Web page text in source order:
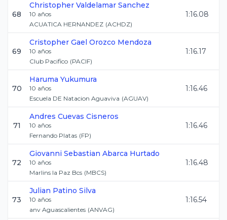
68
Christopher Valdelamar Sanchez
10 años
ACUATICA HERNANDEZ (ACHDZ)
1:16.08
69
Cristopher Gael Orozco Mendoza
10 años
Club Pacifico (PACIF)
1:16.17
70
Haruma Yukumura
10 años
Escuela DE Natacion Aguaviva (AGUAV)
1:16.46
71
Andres Cuevas Cisneros
10 años
Fernando Platas (FP)
1:16.46
72
Giovanni Sebastian Abarca Hurtado
10 años
Marlins la Paz Bcs (MBCS)
1:16.48
73
Julian Patino Silva
10 años
anv Aguascalientes (ANVAG)
1:16.54